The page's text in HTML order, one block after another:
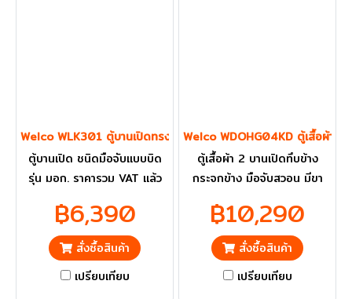
Welco WLK301 ตู้บานเปิดทรงสูง ชนิดมือจับแบบบิด
ตู้บานเปิด ชนิดมือจับแบบบิด
รุ่น มอก. ราคารวม VAT แล้ว
฿6,390
สั่งซื้อสินค้า
เปรียบเทียบ
Welco WDOHG04KD ตู้เสื้อผ้า 2
ตู้เสื้อผ้า 2 บานเปิดทึบข้าง
กระจกข้าง มือจับสวอน มีขา
ราคารวม VAT แล้ว กทม. และ
ปริมณฑลส่งฟรี
฿10,290
สั่งซื้อสินค้า
เปรียบเทียบ